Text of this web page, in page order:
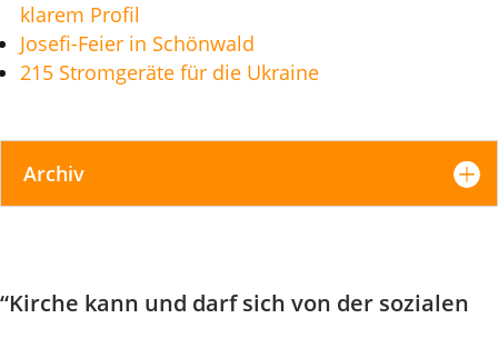
klarem Profil
Josefi-Feier in Schönwald
215 Stromgeräte für die Ukraine
Archiv
“Kirche kann und darf sich von der sozialen